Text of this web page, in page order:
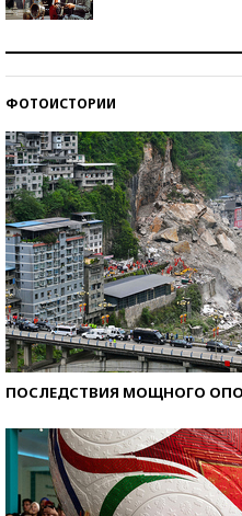
ФОТОИСТОРИИ
ПОСЛЕДСТВИЯ МОЩНОГО